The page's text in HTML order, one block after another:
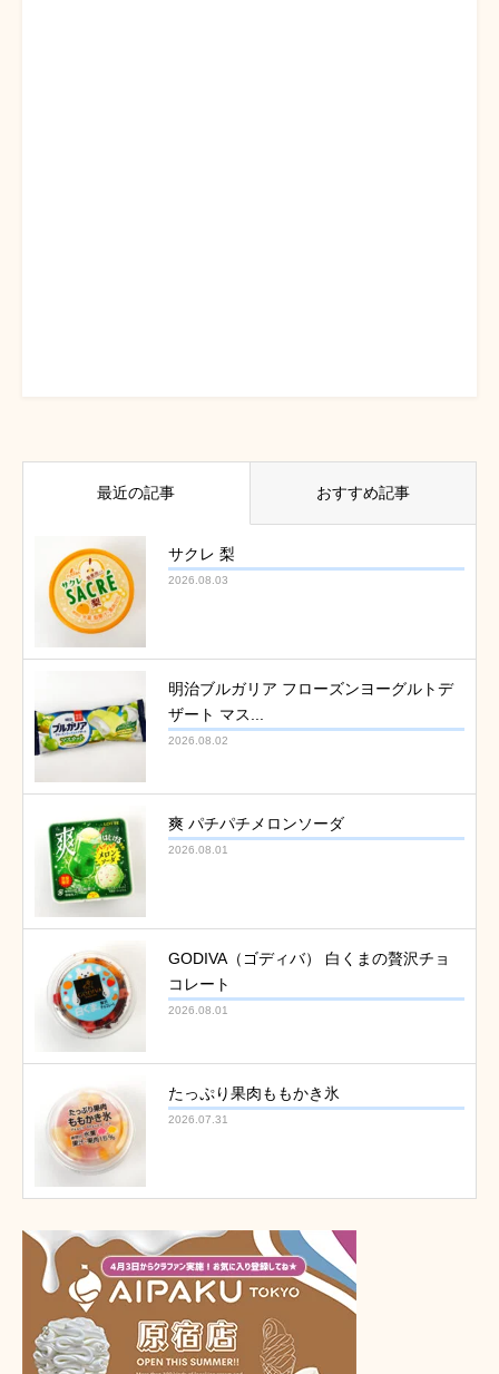
最近の記事 おすすめ記事
サクレ 梨
2026.08.03
明治ブルガリア フローズンヨーグルトデ
ザート マス...
2026.08.02
爽 パチパチメロンソーダ
2026.08.01
GODIVA（ゴディバ） 白くまの贅沢チョ
コレート
2026.08.01
たっぷり果肉ももかき氷
2026.07.31